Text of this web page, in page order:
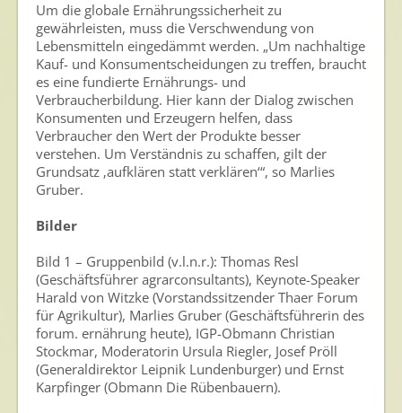
Um die globale Ernährungssicherheit zu
gewährleisten, muss die Verschwendung von
Lebensmitteln eingedämmt werden. „Um nachhaltige
Kauf- und Konsumentscheidungen zu treffen, braucht
es eine fundierte Ernährungs- und
Verbraucherbildung. Hier kann der Dialog zwischen
Konsumenten und Erzeugern helfen, dass
Verbraucher den Wert der Produkte besser
verstehen. Um Verständnis zu schaffen, gilt der
Grundsatz ‚aufklären statt verklären‘“, so Marlies
Gruber.
Bilder
Bild 1 – Gruppenbild (v.l.n.r.): Thomas Resl
(Geschäftsführer agrarconsultants), Keynote-Speaker
Harald von Witzke (Vorstandssitzender Thaer Forum
für Agrikultur), Marlies Gruber (Geschäftsführerin des
forum. ernährung heute), IGP-Obmann Christian
Stockmar, Moderatorin Ursula Riegler, Josef Pröll
(Generaldirektor Leipnik Lundenburger) und Ernst
Karpfinger (Obmann Die Rübenbauern).